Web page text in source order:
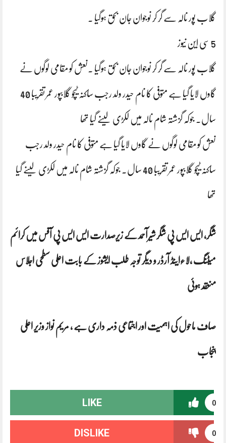
گلاب پور نالہ سے گر کر نوجوان جان بحق ہوگیا ۔
5 سی این نیوز
گلاب پور نالہ سے گر کر نوجوان جان بحق ہوگیا ۔نعش کو مقامی لوگوں نے
گاوں لایا گیا ہے متوفی کا نام حیدر ولد رجب ساکنہ ٹیچو گلابپور عمر تقریبا 40
سال۔ جوکہ گزشتہ شام نالہ میں لکڑی لینے گیا تھا
نعش کو مقامی لوگوں نے گاوں لایا گیا ہے متوفی کا نام حیدر ولد رجب
ساکنہ ٹیچو گلابپور عمر تقریبا 40 سال۔ جوکہ گزشتہ شام نالہ میں لکڑی لینے گیا
تھا
شگر، ایس ایس پی شگر شیرآحمد کے زیرصدارت ایس ایس پی آفس میں کرائم
میٹنگ ،لاءاینڈ آرڈر و دیگر توجہ طلب ایشوز کے بابت اعلی سطحی اجلاس
منعقد ہوئی
صاف ماحول کی اہمیت اور اجتماعی ذمہ داری ہے ، مریم نواز وزیر اعلی
پنجاب
0
LIKE
0
DISLIKE